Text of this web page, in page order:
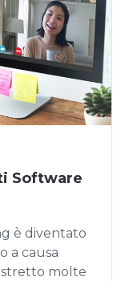
Software
è diventato
a causa
molte